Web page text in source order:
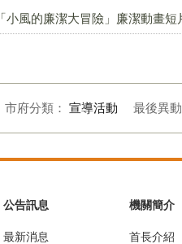
「小風的廉潔大冒險」廉潔動畫
市府分類： 宣導活動 最後異
公告訊息
最新消息
機關簡介
首長介紹